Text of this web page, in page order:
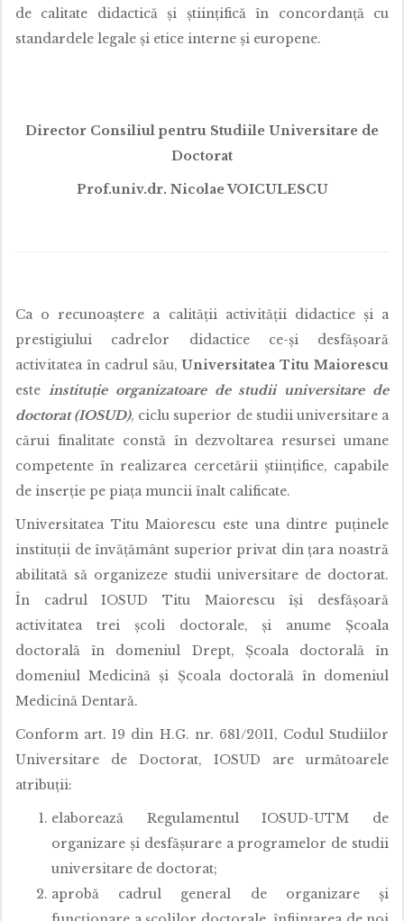
de calitate didactică și științifică în concordanță cu
standardele legale și etice interne și europene.
Director Consiliul pentru Studiile Universitare de
Doctorat
Prof.univ.dr. Nicolae VOICULESCU
Ca o recunoaştere a calităţii activităţii didactice şi a
prestigiului cadrelor didactice ce-şi desfăşoară
activitatea în cadrul său,Universitatea Titu Maiorescu
este instituţie organizatoare de studii universitare de
doctorat (IOSUD), ciclu superior de studii universitare a
cărui finalitate constă în dezvoltarea resursei umane
competente în realizarea cercetării ştiinţifice, capabile
de inserţie pe piaţa muncii înalt calificate.
Universitatea Titu Maiorescu este una dintre puţinele
instituţii de învăţământ superior privat din ţara noastră
abilitată să organizeze studii universitare de doctorat.
În cadrul IOSUD Titu Maiorescu îşi desfăşoară
activitatea trei şcoli doctorale, şi anume Şcoala
doctorală în domeniul Drept, Şcoala doctorală în
domeniul Medicină şi Şcoala doctorală în domeniul
Medicină Dentară.
Conform art. 19 din H.G. nr. 681/2011, Codul Studiilor
Universitare de Doctorat, IOSUD are următoarele
atribuţii:
elaborează Regulamentul IOSUD-UTM de
organizare şi desfăşurare a programelor de studii
universitare de doctorat;
aprobă cadrul general de organizare şi